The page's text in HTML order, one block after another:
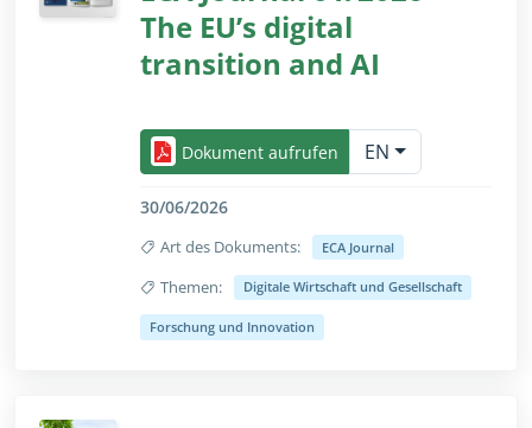
The EU’s digital
transition and AI
Dokument aufrufen
EN
30/06/2026
Art des Dokuments: ECA Journal
Themen:
Einklappen/ausklappen als Vollansicht, nur für
Digitale Wirtschaft und Gesellschaft
Forschung und Innovation